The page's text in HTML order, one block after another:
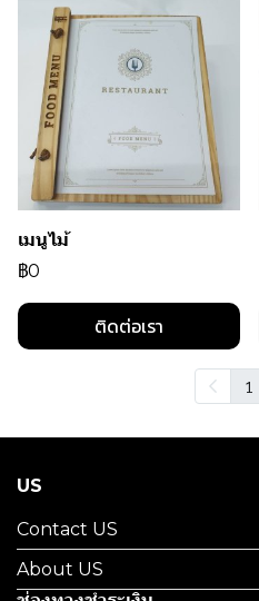
เมนูไม้
฿0
ติดต่อเรา
1
US
Contact US
About US